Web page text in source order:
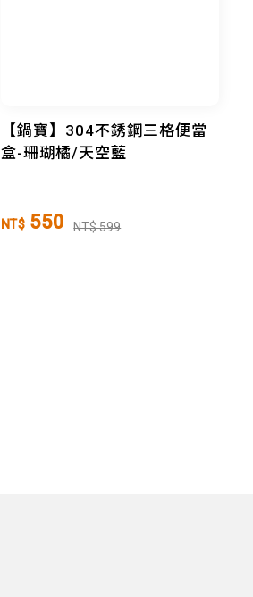
【鍋寶】304不銹鋼三格便當
盒-珊瑚橘/天空藍
NT$ 550 NT$ 599